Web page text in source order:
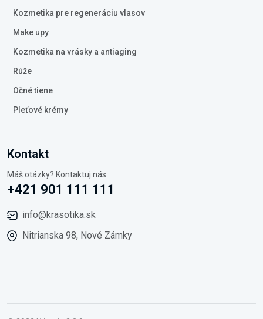
Kozmetika pre regeneráciu vlasov
Make upy
Kozmetika na vrásky a antiaging
Rúže
Očné tiene
Pleťové krémy
Kontakt
Máš otázky? Kontaktuj nás
+421 901 111 111
info@krasotika.sk
Nitrianska 98, Nové Zámky